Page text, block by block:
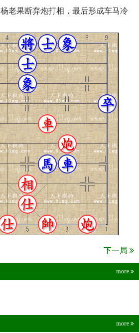
老果断弃炮打相，最后形成车马冷
下一局
more
more